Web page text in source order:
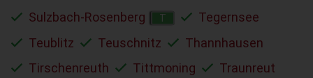
Sulzbach-Rosenberg
T
Tegernsee
Teublitz
Teuschnitz
Thannhausen
Tirschenreuth
Tittmoning
Traunreut